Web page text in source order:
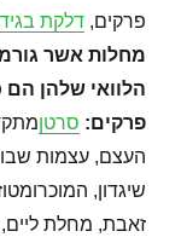
פרקים,דלקת בגיד
מחלות אשר
הלוואי שלהן הם
פרקים: סרטן
העצם, עצמות
שיגדון,
זאבת, מחלת